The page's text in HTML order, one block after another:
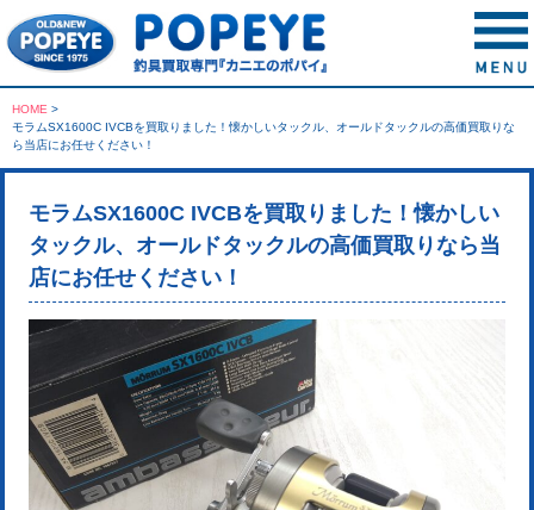
HOME >
モラムSX1600C IVCBを買取りました！懐かしいタックル、オールドタックルの高価買取りな
ら当店にお任せください！
モラムSX1600C IVCBを買取りました！懐かしい
タックル、オールドタックルの高価買取りなら当
店にお任せください！